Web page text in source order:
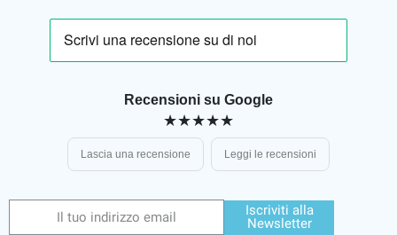
Recensioni su Google
★★★★★
Lascia una recensione Leggi le recensioni
Iscriviti alla
Newsletter